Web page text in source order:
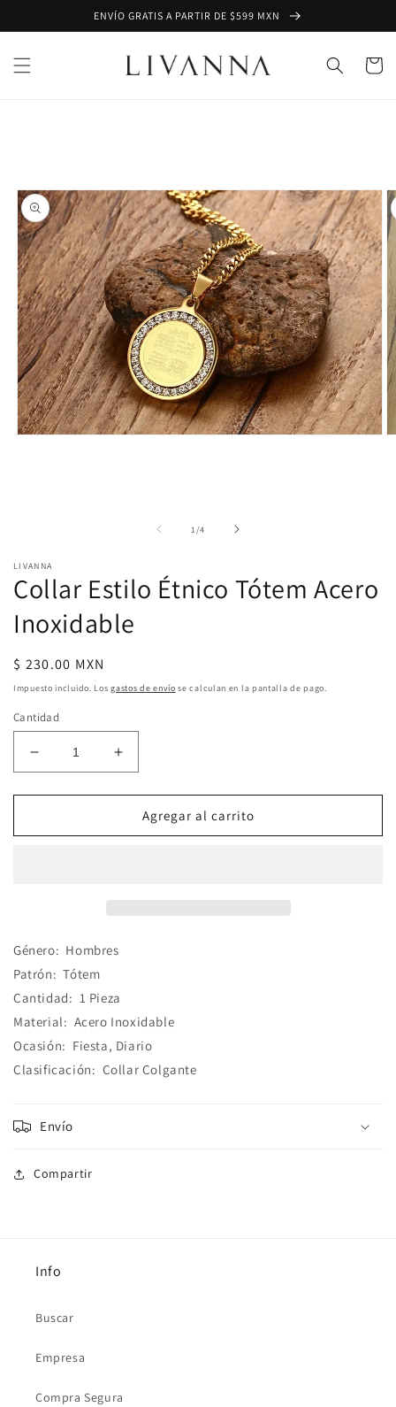
directamente
al contenido
ENVÍO GRATIS A PARTIR DE $599 MXN
Carrito
1 /de
4
LIVANNA
Collar Estilo Étnico Tótem Acero
Inoxidable
Precio
habitual
$ 230.00 MXN
Impuesto incluido. Losgastos de envío se calculan en la pantalla de pago.
Cantidad
Reducir
cantidad
para
Estilo
Aumentar
cantidad
para
Collar
Estilo
Agregar al carrito
Género: Hombres
Patrón: Tótem
Cantidad: 1 Pieza
Material: Acero Inoxidable
Ocasión: Fiesta, Diario
Clasificación: Collar Colgante
Envío
Compartir
Info
Buscar
Empresa
Compra Segura